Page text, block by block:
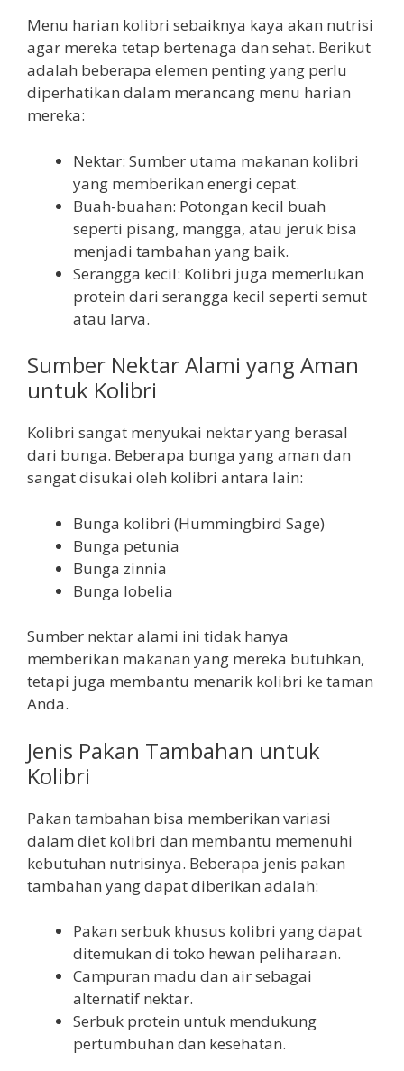
Menu harian kolibri sebaiknya kaya akan nutrisi
agar mereka tetap bertenaga dan sehat. Berikut
adalah beberapa elemen penting yang perlu
diperhatikan dalam merancang menu harian
mereka:
Nektar: Sumber utama makanan kolibri
yang memberikan energi cepat.
Buah-buahan: Potongan kecil buah
seperti pisang, mangga, atau jeruk bisa
menjadi tambahan yang baik.
Serangga kecil: Kolibri juga memerlukan
protein dari serangga kecil seperti semut
atau larva.
Sumber Nektar Alami yang Aman
untuk Kolibri
Kolibri sangat menyukai nektar yang berasal
dari bunga. Beberapa bunga yang aman dan
sangat disukai oleh kolibri antara lain:
Bunga kolibri (Hummingbird Sage)
Bunga petunia
Bunga zinnia
Bunga lobelia
Sumber nektar alami ini tidak hanya
memberikan makanan yang mereka butuhkan,
tetapi juga membantu menarik kolibri ke taman
Anda.
Jenis Pakan Tambahan untuk
Kolibri
Pakan tambahan bisa memberikan variasi
dalam diet kolibri dan membantu memenuhi
kebutuhan nutrisinya. Beberapa jenis pakan
tambahan yang dapat diberikan adalah:
Pakan serbuk khusus kolibri yang dapat
ditemukan di toko hewan peliharaan.
Campuran madu dan air sebagai
alternatif nektar.
Serbuk protein untuk mendukung
pertumbuhan dan kesehatan.